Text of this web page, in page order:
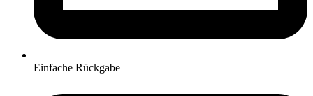
Einfache Rückgabe